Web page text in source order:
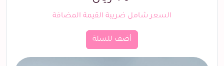
السعر شامل ضريبة القيمة المضافة
أضف للسلة